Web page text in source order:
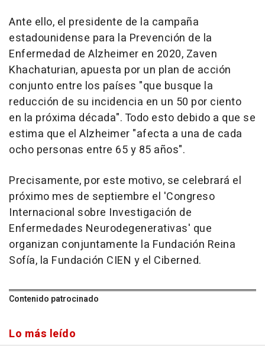
Ante ello, el presidente de la campaña
estadounidense para la Prevención de la
Enfermedad de Alzheimer en 2020, Zaven
Khachaturian, apuesta por un plan de acción
conjunto entre los países "que busque la
reducción de su incidencia en un 50 por ciento
en la próxima década". Todo esto debido a que se
estima que el Alzheimer "afecta a una de cada
ocho personas entre 65 y 85 años".
Precisamente, por este motivo, se celebrará el
próximo mes de septiembre el 'Congreso
Internacional sobre Investigación de
Enfermedades Neurodegenerativas' que
organizan conjuntamente la Fundación Reina
Sofía, la Fundación CIEN y el Ciberned.
Contenido patrocinado
Lo más leído